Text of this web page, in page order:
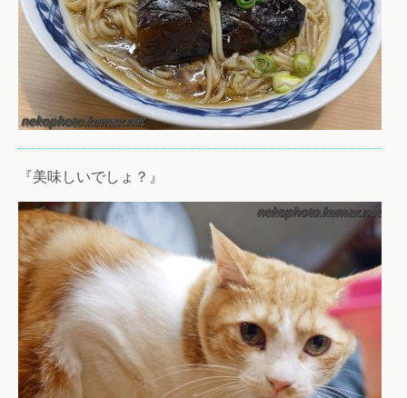
『美味しいでしょ？』